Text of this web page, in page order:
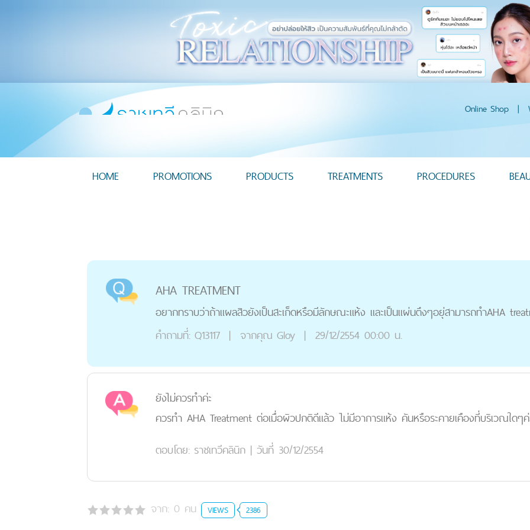
Online Shop |
HOME PROMOTIONS PRODUCTS TREATMENTS PROCEDURES
AHA TREATMENT
อยากทราบว่าถ้าแผลสิวยังเป็นสะเก็ดหรือมีลักษณะแห้ง และเป็นแผ่นตึงๆอยุ่สามารถทำAHA
คำถามที่: Q13117 | จากคุณ Gloy | 29/12/2554 00:00 น.
ยังไม่ควรทำค่ะ
ควรทำ AHA Treatment ต่อเมื่อผิวปกติดีแล้ว ไม่มีอาการแห้ง คันหรือระคายเคืองที่บริเวณใดๆ
ตอบโดย: ราชเทวีคลินิก | วันที่ 30/12/2554
จาก: 0 คน VIEWS 2386